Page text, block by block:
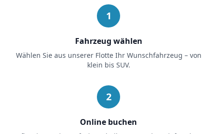
1
Fahrzeug wählen
Wählen Sie aus unserer Flotte Ihr Wunschfahrzeug – von
klein bis SUV.
2
Online buchen